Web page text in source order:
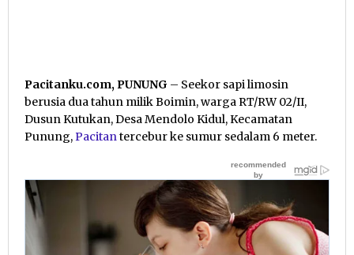
Pacitanku.com, PUNUNG – Seekor sapi limosin
berusia dua tahun milik Boimin, warga RT/RW 02/II,
Dusun Kutukan, Desa Mendolo Kidul, Kecamatan
Punung,Pacitantercebur ke sumur sedalam 6 meter.